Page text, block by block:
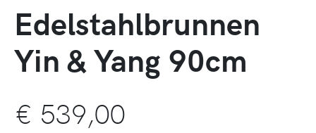
Edelstahlbrunnen
Yin & Yang 90cm
€ 539,00